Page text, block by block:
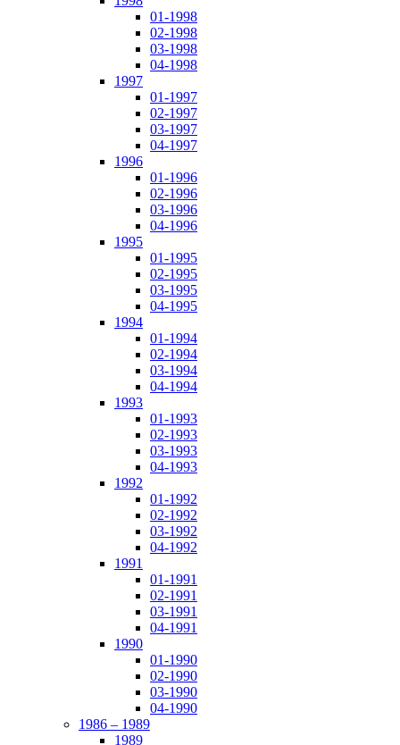
01-1998
02-1998
03-1998
04-1998
1997
01-1997
02-1997
03-1997
04-1997
1996
01-1996
02-1996
03-1996
04-1996
1995
01-1995
02-1995
03-1995
04-1995
1994
01-1994
02-1994
03-1994
04-1994
1993
01-1993
02-1993
03-1993
04-1993
1992
01-1992
02-1992
03-1992
04-1992
1991
01-1991
02-1991
03-1991
04-1991
1990
01-1990
02-1990
03-1990
04-1990
1986 – 1989
1989